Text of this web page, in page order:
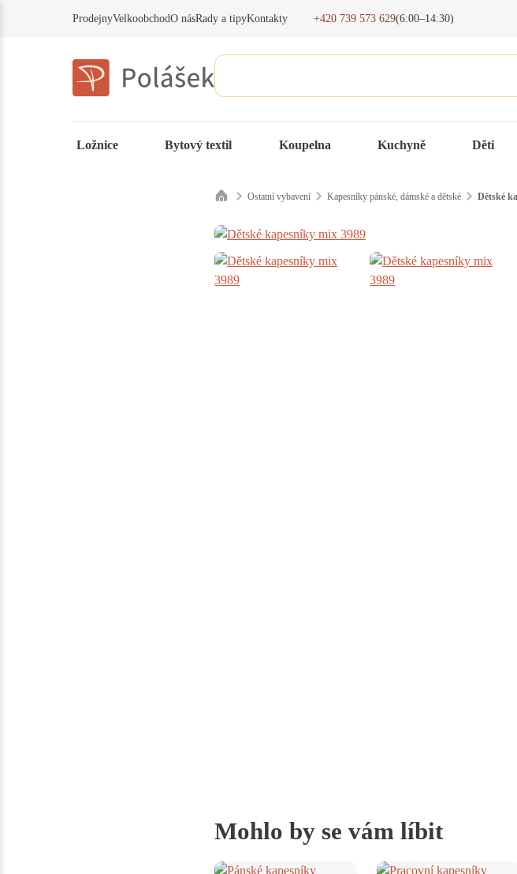
ProdejnyVelkoobchodO násRady a tipyKontakty +420 739 573 629(6:00–14:30)
Ložnice Bytový textil Koupelna Kuchyně Děti
Ostatní vybavení Kapesníky pánské, dámské a dětské Dětské
Mohlo by se vám líbit